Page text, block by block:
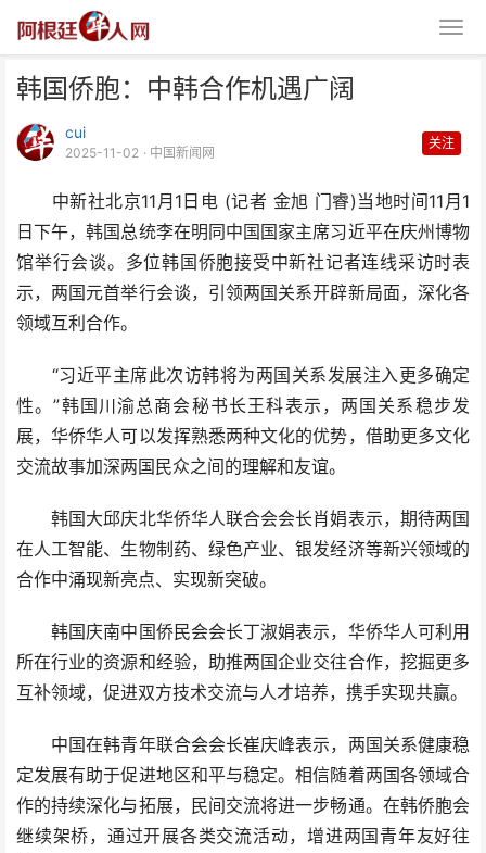
韩国侨胞：中韩合作机遇广阔
cui
2025-11-02 · 中国新闻网
关注
中新社北京11月1日电 (记者 金旭 门睿)当地时间11月1
日下午，韩国总统李在明同中国国家主席习近平在庆州博物
馆举行会谈。多位韩国侨胞接受中新社记者连线采访时表
示，两国元首举行会谈，引领两国关系开辟新局面，深化各
领域互利合作。
“习近平主席此次访韩将为两国关系发展注入更多确定
性。”韩国川渝总商会秘书长王科表示，两国关系稳步发
展，华侨华人可以发挥熟悉两种文化的优势，借助更多文化
交流故事加深两国民众之间的理解和友谊。
韩国大邱庆北华侨华人联合会会长肖娟表示，期待两国
在人工智能、生物制药、绿色产业、银发经济等新兴领域的
合作中涌现新亮点、实现新突破。
韩国庆南中国侨民会会长丁淑娟表示，华侨华人可利用
所在行业的资源和经验，助推两国企业交往合作，挖掘更多
互补领域，促进双方技术交流与人才培养，携手实现共赢。
中国在韩青年联合会会长崔庆峰表示，两国关系健康稳
定发展有助于促进地区和平与稳定。相信随着两国各领域合
作的持续深化与拓展，民间交流将进一步畅通。在韩侨胞会
继续架桥，通过开展各类交流活动，增进两国青年友好往
韩国侨胞：中韩合作机遇广阔